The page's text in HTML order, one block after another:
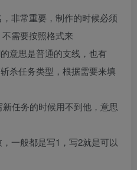
非常重要，制作的时候必须
需要按照格式来
意思是普通的支线，也有
杀任务类型，根据需要来填
任务的时候用不到他，意思
一般都是写1，写2就是可以